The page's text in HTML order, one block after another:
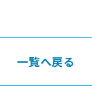
一覧へ戻る